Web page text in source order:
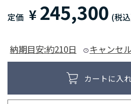
定価 ¥ 245,300 (税
納期目安:約210日 キャンセ